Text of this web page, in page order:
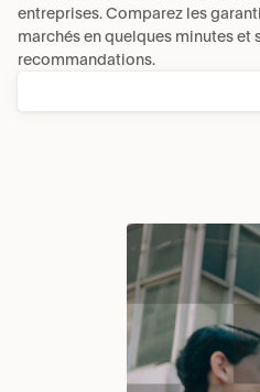
entreprises. Comparez les
marchés en quelques minutes et
recommandations.